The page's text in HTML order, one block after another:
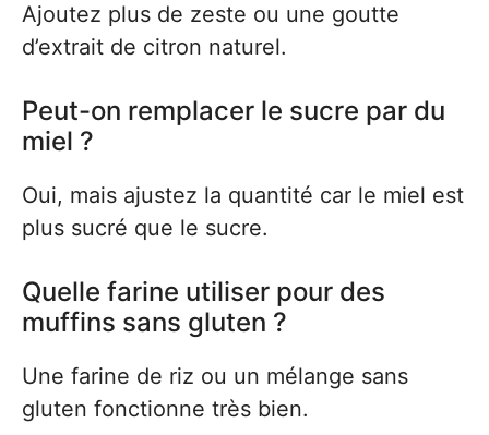
Ajoutez plus de zeste ou une goutte
d’extrait de citron naturel.
Peut-on remplacer le sucre par du
miel ?
Oui, mais ajustez la quantité car le miel est
plus sucré que le sucre.
Quelle farine utiliser pour des
muffins sans gluten ?
Une farine de riz ou un mélange sans
gluten fonctionne très bien.